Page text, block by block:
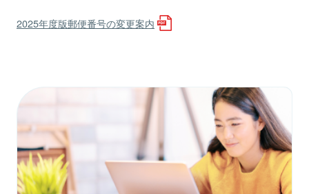
2025年度版郵便番号の変更案内